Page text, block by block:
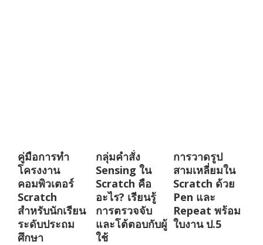
คู่มือการทำ
โครงงาน
คอมพิวเตอร์
Scratch
สำหรับนักเรียน
ระดับประถม
ศึกษา
กลุ่มคำสั่ง
Sensing ใน
Scratch คือ
อะไร? เรียนรู้
การตรวจจับ
และโต้ตอบกับผู้
ใช้
การวาดรูป
สามเหลี่ยมใน
Scratch ด้วย
Pen และ
Repeat พร้อม
ใบงาน ป.5